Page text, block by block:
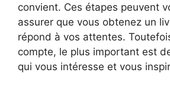
convient. Ces étapes peuvent
assurer que vous obtenez un
répond à vos attentes.
compte, le plus important est
qui vous intéresse et vous